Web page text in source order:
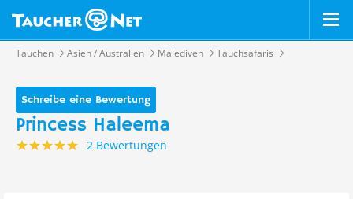
Tauchen Asien / Australien Malediven Tauchsafaris
Schreibe eine Bewertung
Princess Haleema
2 Bewertungen